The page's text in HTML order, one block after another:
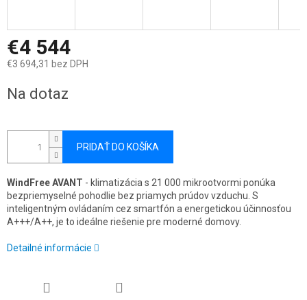
€4 544
€3 694,31 bez DPH
cena:
Na dotaz
PRIDAŤ DO KOŠÍKA
WindFree AVANT - klimatizácia s 21 000 mikrootvormi ponúka
bezpriemyselné pohodlie bez priamych prúdov vzduchu. S
inteligentným ovládaním cez smartfón a energetickou účinnosťou
A+++/A++, je to ideálne riešenie pre moderné domovy.
Detailné informácie